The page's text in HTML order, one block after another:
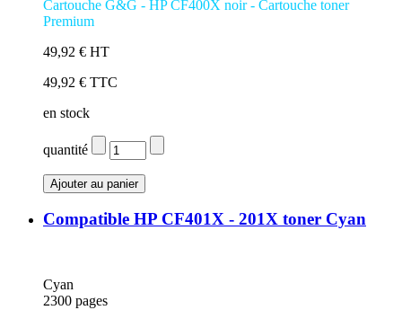
Cartouche G&G - HP CF400X noir- Cartouche toner
Premium
49,92 € HT
49,92 € TTC
en stock
quantité
Compatible HP CF401X - 201X toner Cyan
Cyan
2300 pages